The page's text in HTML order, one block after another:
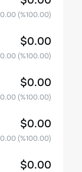
(%100.00)
$0.00
(%100.00)
$0.00
(%100.00)
$0.00
(%100.00)
$0.00